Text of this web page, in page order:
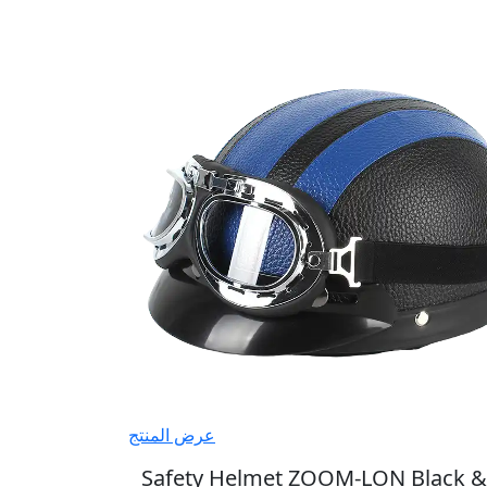
عرض المنتج
Safety Helmet ZOOM-LON Black